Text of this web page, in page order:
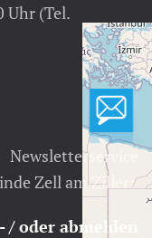
Uhr (Tel.
Newsletterservice
Zell am Ziller:
/ oder abmelden